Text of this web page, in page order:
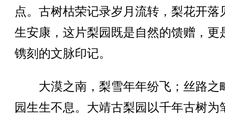
点。古树枯荣记录岁月流转，梨花开落
生安康，这片梨园既是自然的馈赠，更
镌刻的文脉印记。
大漠之南，梨雪年年纷飞；丝路之
园生生不息。大靖古梨园以千年古树为